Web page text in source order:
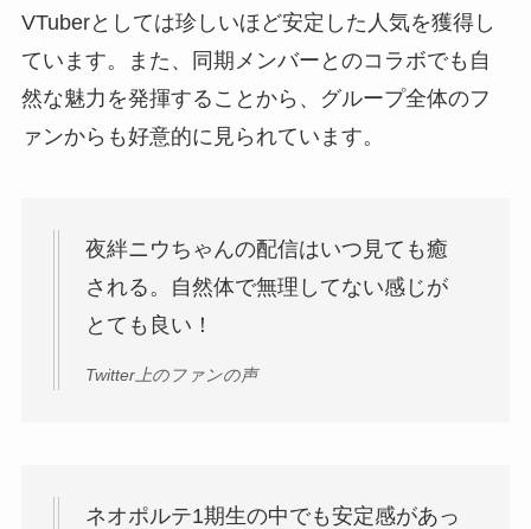
VTuberとしては珍しいほど安定した人気を獲得し
ています。また、同期メンバーとのコラボでも自
然な魅力を発揮することから、グループ全体のフ
ァンからも好意的に見られています。
夜絆ニウちゃんの配信はいつ見ても癒
される。自然体で無理してない感じが
とても良い！
Twitter上のファンの声
ネオポルテ1期生の中でも安定感があっ